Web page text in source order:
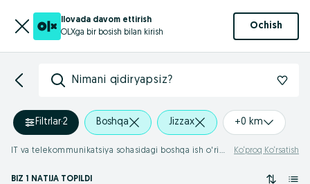
Ilovada davom ettirish
OLXga bir bosish bilan kirish
Ochish
Nimani qidiryapsiz?
Filtrlar·2 Boshqa Jizzax +0 km
IT va telekommunikatsiya sohasidagi boshqa ish o'rinlari Jizzax Ko‘proq Ko‘rsatish
BIZ 1 NATIJA TOPILDI